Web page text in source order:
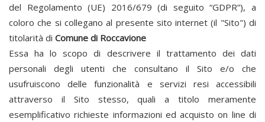
del Regolamento (UE) 2016/679 (di seguito “GDPR”), a
coloro che si collegano al presente sito internet (il "Sito") di
titolarità di Comune di Roccavione
Essa ha lo scopo di descrivere il trattamento dei dati
personali degli utenti che consultano il Sito e/o che
usufruiscono delle funzionalità e servizi resi accessibili
attraverso il Sito stesso, quali a titolo meramente
esemplificativo richieste informazioni ed acquisto on line di